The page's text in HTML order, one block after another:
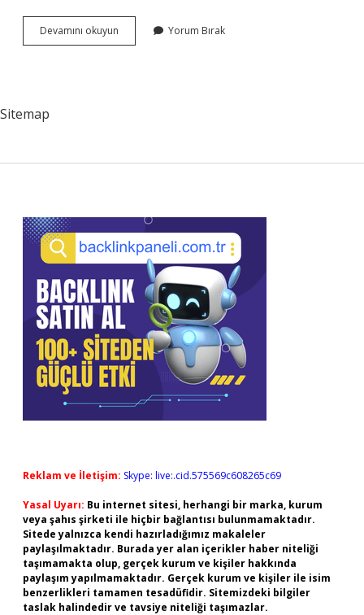
Devamını okuyun
Insan
Yorum Bırak
Sitemap
Sidebar
Reklam ve İletişim: Skype: live:.cid.575569c608265c69
Yasal Uyarı: Bu internet sitesi, herhangi bir marka, kurum
veya şahıs şirketi ile hiçbir bağlantısı bulunmamaktadır.
Sitede yalnızca kendi hazırladığımız makaleler
paylaşılmaktadır. Burada yer alan içerikler haber niteliği
taşımamakta olup, gerçek kurum ve kişiler hakkında
paylaşım yapılmamaktadır. Gerçek kurum ve kişiler ile isim
benzerlikleri tamamen tesadüfidir. Sitemizdeki bilgiler
taslak halindedir ve tavsiye niteliği taşımazlar.